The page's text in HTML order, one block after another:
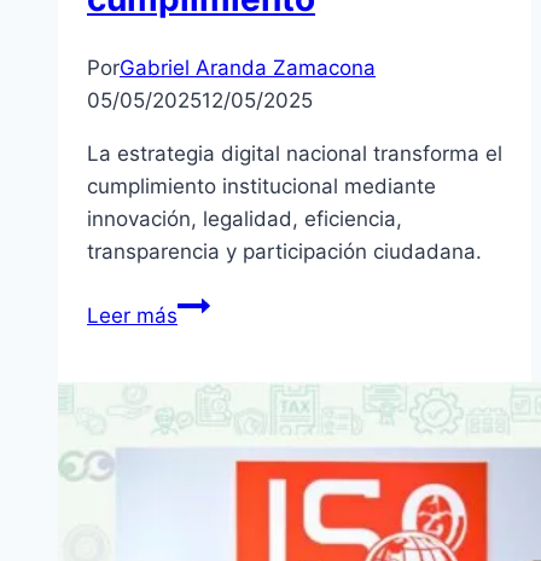
PorGabriel Aranda Zamacona
05/05/202512/05/2025
La estrategia digital nacional transforma el
cumplimiento institucional mediante
innovación, legalidad, eficiencia,
transparencia y participación ciudadana.
Leer másEstrategia
cumplimiento